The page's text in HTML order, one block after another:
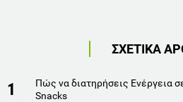
ΣΧΕΤΙΚΑ
1
Πώς να διατηρήσεις Ενέργεια
Snacks